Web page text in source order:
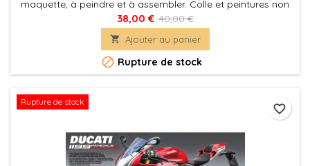
maquette, à peindre et à assembler. Colle et peintures non
incluses.
38,00 € 40,00 €
 Ajouter au panier
 Rupture de stock
Rupture de stock
favorite_border